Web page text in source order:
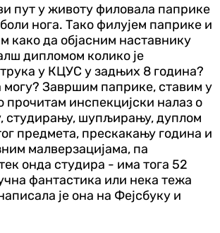
пут у животу филовала паприке
нога. Тако филујем паприке и
како да објасним наставнику
дипломом колико је
у КЦУС у задњих 8 година?
Завршим паприке, ставим у
прочитам инспекцијски налаз о
студирању, шупљирању, дуплом
предмета, прескакању година и
малверзацијама, па
онда студира - има тога 52
фантастика или нека тежа
је она на Фејсбуку и